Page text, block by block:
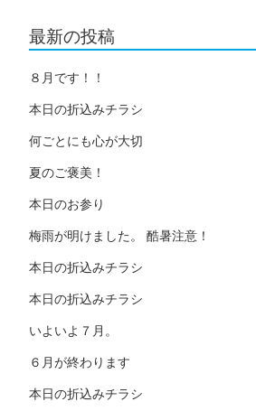
最新の投稿
８月です！！
本日の折込みチラシ
何ごとにも心が大切
夏のご褒美！
本日のお参り
梅雨が明けました。 酷暑注意！
本日の折込みチラシ
本日の折込みチラシ
いよいよ７月。
６月が終わります
本日の折込みチラシ